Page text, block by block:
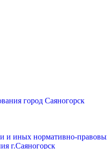
город Саяногорск
и иных нормативно-
г.Саяногорск